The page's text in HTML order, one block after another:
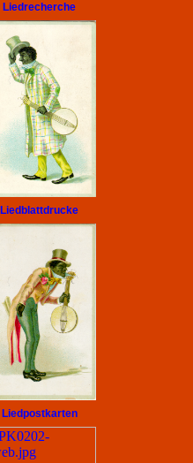
Liedrecherche
Liedblattdrucke
Liedpostkarten